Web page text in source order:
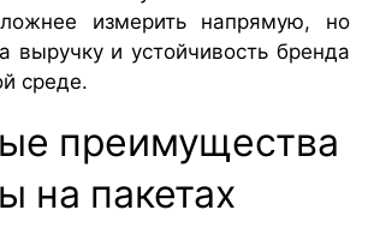
измерить напрямую, но
выручку и устойчивость бренда
среде.
преимущества
на пакетах